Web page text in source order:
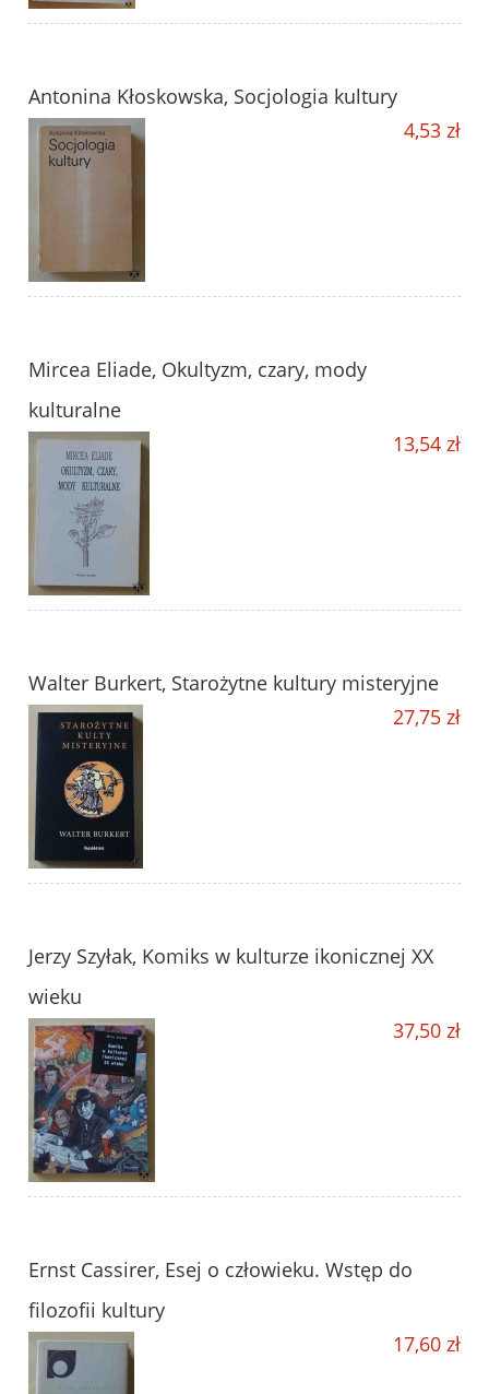
Antonina Kłoskowska, Socjologia kultury
4,53 zł
Mircea Eliade, Okultyzm, czary, mody
kulturalne
13,54 zł
Walter Burkert, Starożytne kultury misteryjne
27,75 zł
Jerzy Szyłak, Komiks w kulturze ikonicznej XX
wieku
37,50 zł
Ernst Cassirer, Esej o człowieku. Wstęp do
filozofii kultury
17,60 zł